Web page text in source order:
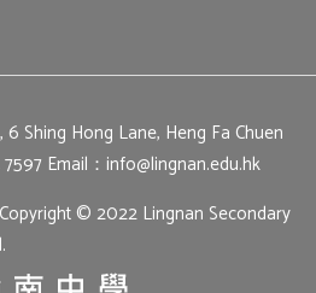
Shing Hong Lane, Heng Fa Chuen
Email： info@lingnan.edu.hk
Copyright © 2022 Lingnan Secondary